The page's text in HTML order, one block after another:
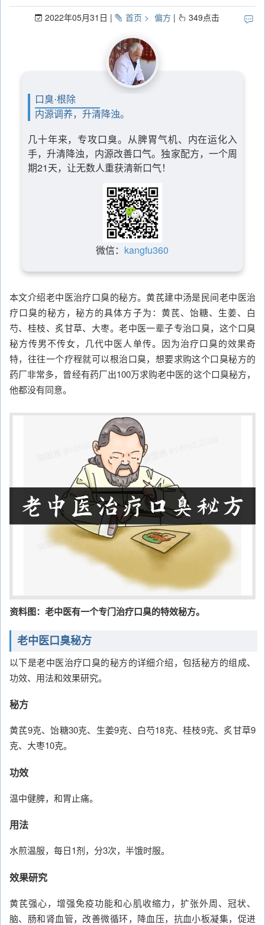
2022年05月31日 首页 偏方 349点击
口臭·根除
内源调养，升清降浊。
几十年来，专攻口臭。从脾胃气机、内在运化入
手，升清降浊，内源改善口气。独家配方，一个周
期21天，让无数人重获清新口气！
微信： kangfu360
本文介绍老中医治疗口臭的秘方。黄芪建中汤是民间老中医治
疗口臭的秘方，秘方的具体方子为：黄芪、饴糖、生姜、白
芍、桂枝、炙甘草、大枣。老中医一辈子专治口臭，这个口臭
秘方传男不传女，几代中医人单传。因为治疗口臭的效果奇
特，往往一个疗程就可以根治口臭，想要求购这个口臭秘方的
药厂非常多，曾经有药厂出100万求购老中医的这个口臭秘方，
他都没有同意。
资料图：老中医有一个专门治疗口臭的特效秘方。
老中医口臭秘方
以下是老中医治疗口臭的秘方的详细介绍，包括秘方的组成、
功效、用法和效果研究。
秘方
黄芪9克、饴糖30克、生姜9克、白芍18克、桂枝9克、炙甘草9
克、大枣10克。
功效
温中健脾，和胃止痛。
用法
水煎温服，每日1剂，分3次，半饿时服。
效果研究
黄芪强心，增强免疫功能和心肌收缩力，扩张外周、冠状、
脑、肠和肾血管，改善微循环，降血压，抗血小板凝集，促进